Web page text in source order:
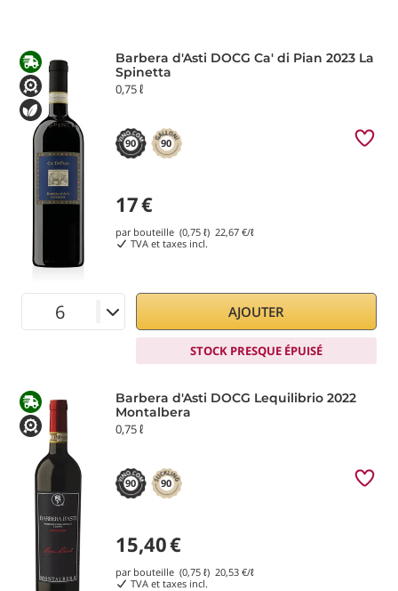
Barbera d'Asti DOCG Ca' di Pian 2023 La
Spinetta
0,75 ℓ
90 90
17€
par bouteille (0,75 ℓ) 22,67 €/ℓ
TVA et taxes incl.
AJOUTER
STOCK PRESQUE ÉPUISÉ
Barbera d'Asti DOCG Lequilibrio 2022
Montalbera
0,75 ℓ
90 90
15,40€
par bouteille (0,75 ℓ) 20,53 €/ℓ
TVA et taxes incl.